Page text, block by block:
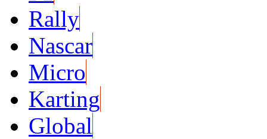
Rally
Nascar
Micro
Karting
Global